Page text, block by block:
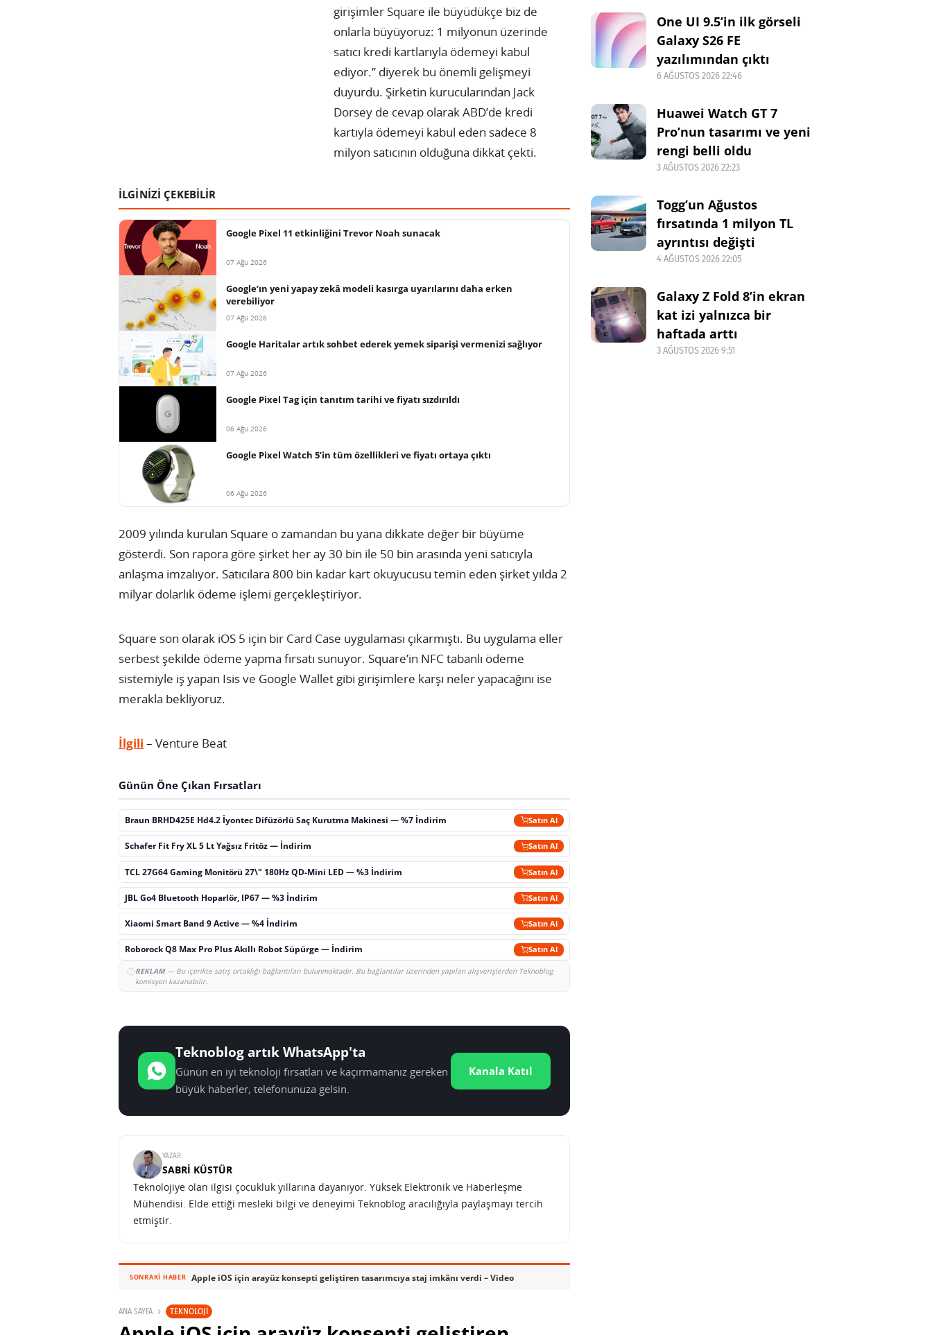
girişimler Square ile büyüdükçe biz de
onlarla büyüyoruz: 1 milyonun üzerinde
satıcı kredi kartlarıyla ödemeyi kabul
ediyor.” diyerek bu önemli gelişmeyi
duyurdu. Şirketin kurucularından Jack
Dorsey de cevap olarak ABD’de kredi
kartıyla ödemeyi kabul eden sadece 8
milyon satıcının olduğuna dikkat çekti.
İLGİNİZİ ÇEKEBİLİR
Google Pixel 11 etkinliğini Trevor Noah sunacak
07 Ağu 2026
Google’ın yeni yapay zekâ modeli kasırga uyarılarını daha erken
verebiliyor
07 Ağu 2026
Google Haritalar artık sohbet ederek yemek siparişi vermenizi sağlıyor
07 Ağu 2026
Google Pixel Tag için tanıtım tarihi ve fiyatı sızdırıldı
06 Ağu 2026
Google Pixel Watch 5’in tüm özellikleri ve fiyatı ortaya çıktı
06 Ağu 2026
2009 yılında kurulan Square o zamandan bu yana dikkate değer bir büyüme
gösterdi. Son rapora göre şirket her ay 30 bin ile 50 bin arasında yeni satıcıyla
anlaşma imzalıyor. Satıcılara 800 bin kadar kart okuyucusu temin eden şirket yılda 2
milyar dolarlık ödeme işlemi gerçekleştiriyor.
Square son olarak iOS 5 için bir Card Case uygulaması çıkarmıştı. Bu uygulama eller
serbest şekilde ödeme yapma fırsatı sunuyor. Square’in NFC tabanlı ödeme
sistemiyle iş yapan Isis ve Google Wallet gibi girişimlere karşı neler yapacağını ise
merakla bekliyoruz.
İlgili – Venture Beat
Günün Öne Çıkan Fırsatları
Braun BRHD425E Hd4.2 İyontec Difüzörlü Saç Kurutma Makinesi — %7 İndirim Satın Al
Schafer Fit Fry XL 5 Lt Yağsız Fritöz — İndirim Satın Al
TCL 27G64 Gaming Monitörü 27\" 180Hz QD-Mini LED — %3 İndirim Satın Al
JBL Go4 Bluetooth Hoparlör, IP67 — %3 İndirim Satın Al
Xiaomi Smart Band 9 Active — %4 İndirim Satın Al
Roborock Q8 Max Pro Plus Akıllı Robot Süpürge — İndirim Satın Al
REKLAM— Bu içerikte satış ortaklığı bağlantıları bulunmaktadır. Bu bağlantılar üzerinden yapılan alışverişlerden Teknoblog
komisyon kazanabilir.
Teknoblog artık WhatsApp'ta
Günün en iyi teknoloji fırsatları ve kaçırmamanız gereken
büyük haberler, telefonunuza gelsin.
Kanala Katıl
YAZAR:
SABRI KÜSTÜR
Teknolojiye olan ilgisi çocukluk yıllarına dayanıyor. Yüksek Elektronik ve Haberleşme
Mühendisi. Elde ettiği mesleki bilgi ve deneyimi Teknoblog aracılığıyla paylaşmayı tercih
etmiştir.
SONRAKI HABER Apple iOS için arayüz konsepti geliştiren tasarımcıya staj imkânı verdi – Video
ANA SAYFA TEKNOLOJI
One UI 9.5’in ilk görseli
Galaxy S26 FE
yazılımından çıktı
6 AĞUSTOS 2026 22:46
Huawei Watch GT 7
Pro’nun tasarımı ve yeni
rengi belli oldu
3 AĞUSTOS 2026 22:23
Togg’un Ağustos
fırsatında 1 milyon TL
ayrıntısı değişti
4 AĞUSTOS 2026 22:05
Galaxy Z Fold 8’in ekran
kat izi yalnızca bir
haftada arttı
3 AĞUSTOS 2026 9:51